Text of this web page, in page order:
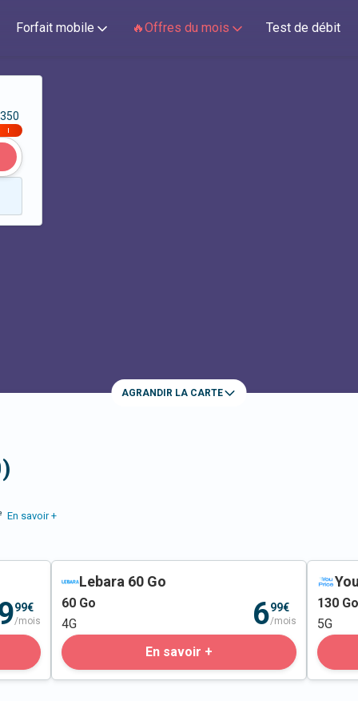
Forfait mobile 🔥Offres du mois Test de débit
|
350
AGRANDIR LA CARTE
En savoir +
99€
/mois
Lebara 60 Go
60 Go
4G
699€
/mois
En savoir +
130 Go
5G